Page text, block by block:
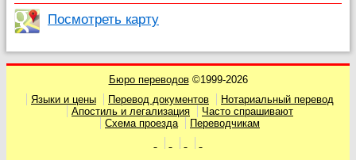
Посмотреть карту
Бюро переводов ©1999-2026
Языки и цены
Перевод документов
Нотариальный перевод
Апостиль и легализация
Часто спрашивают
Схема проезда
Переводчикам